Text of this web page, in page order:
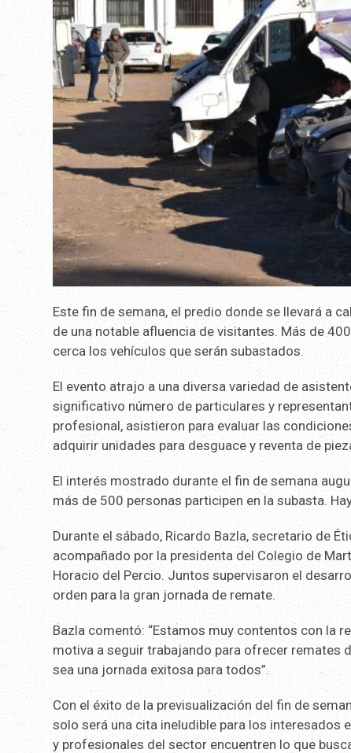
Este fin de semana, el predio donde se llevará a
de una notable afluencia de visitantes. Más de
cerca los vehículos que serán subastados.
El evento atrajo a una diversa variedad de
significativo número de particulares y
profesional, asistieron para evaluar las
adquirir unidades para desguace y reventa de
El interés mostrado durante el fin de semana
más de 500 personas participen en la subasta.
Durante el sábado, Ricardo Bazla, secretario de
acompañado por la presidenta del Colegio de
Horacio del Percio. Juntos supervisaron el
orden para la gran jornada de remate.
Bazla comentó: “Estamos muy contentos con la
motiva a seguir trabajando para ofrecer remates
sea una jornada exitosa para todos”.
Con el éxito de la previsualización del fin de
solo será una cita ineludible para los interesados
y profesionales del sector encuentren lo que